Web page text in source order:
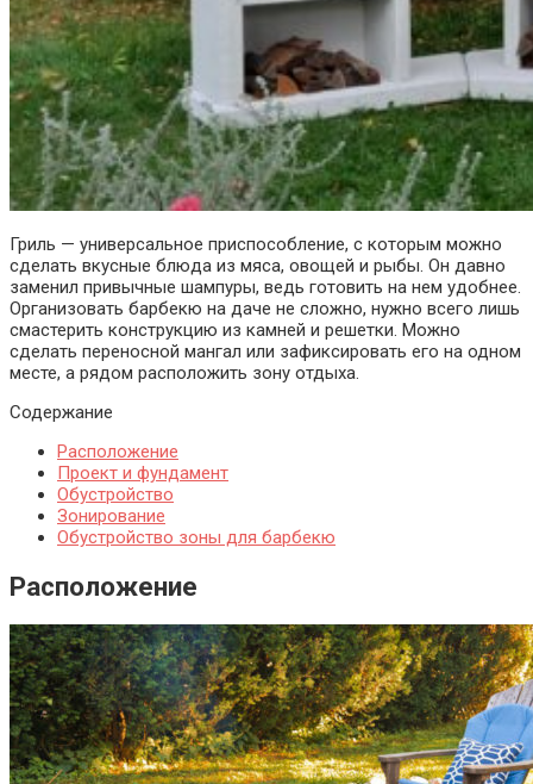
Гриль — универсальное приспособление, с которым можно
сделать вкусные блюда из мяса, овощей и рыбы. Он давно
заменил привычные шампуры, ведь готовить на нем удобнее.
Организовать барбекю на даче не сложно, нужно всего лишь
смастерить конструкцию из камней и решетки. Можно
сделать переносной мангал или зафиксировать его на одном
месте, а рядом расположить зону отдыха.
Содержание
Расположение
Проект и фундамент
Обустройство
Зонирование
Обустройство зоны для барбекю
Расположение